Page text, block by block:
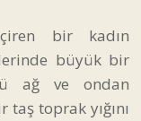
bir kadın
büyük bir
ağ ve ondan
toprak yığını